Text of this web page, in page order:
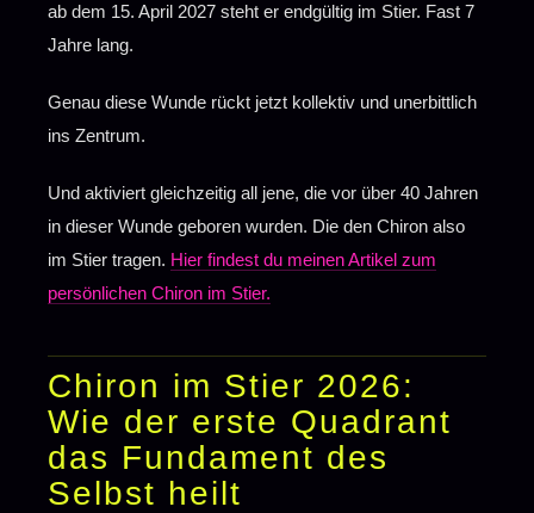
Wenn du Chiron im Stier in deinem
◆
Wenn du Chiron in einem anderen Zeichen
ab dem 15. April 2027 steht er endgültig im Stier. Fast 7
Jahre lang.
Genau diese Wunde rückt jetzt kollektiv und unerbittlich
ins Zentrum.
Und aktiviert gleichzeitig all jene, die vor über 40 Jahren
in dieser Wunde geboren wurden. Die den Chiron also
im Stier tragen. Hier findest du meinen Artikel zum
persönlichen Chiron im Stier.
Chiron im Stier 2026:
Wie der erste Quadrant
das Fundament des
Selbst heilt